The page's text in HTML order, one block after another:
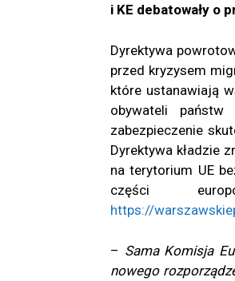
i KE debatowały o
Dyrektywa
przed kryzysem
które ustanawiają
obywateli państw
zabezpieczenie
Dyrektywa kładzie
na terytorium UE
części
https://
– Sama Komisja
nowego